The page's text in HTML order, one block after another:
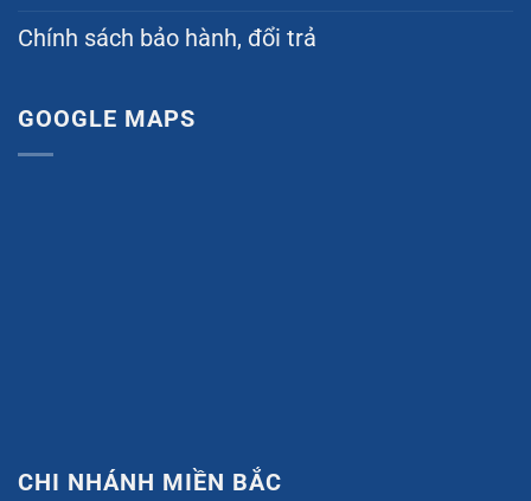
Chính sách bảo hành, đổi trả
GOOGLE MAPS
CHI NHÁNH MIỀN BẮC